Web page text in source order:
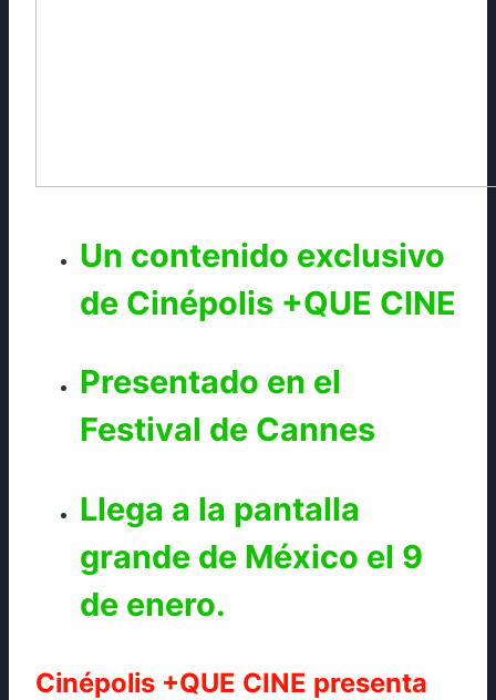
Un contenido exclusivo
de Cinépolis +QUE CINE
Presentado en el
Festival de Cannes
Llega a la pantalla
grande de México el 9
de enero.
Cinépolis +QUE CINE presenta